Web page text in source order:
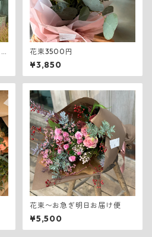
花束3500円
¥3,850
花束〜お急ぎ明日お届け便
¥5,500